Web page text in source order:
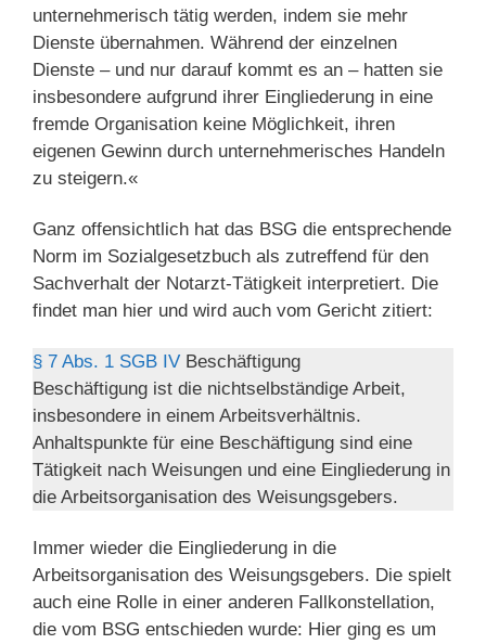
unternehmerisch tätig werden, indem sie mehr
Dienste übernahmen. Während der einzelnen
Dienste – und nur darauf kommt es an – hatten sie
insbesondere aufgrund ihrer Eingliederung in eine
fremde Organisation keine Möglichkeit, ihren
eigenen Gewinn durch unternehmerisches Handeln
zu steigern.«
Ganz offensichtlich hat das BSG die entsprechende
Norm im Sozialgesetzbuch als zutreffend für den
Sachverhalt der Notarzt-Tätigkeit interpretiert. Die
findet man hier und wird auch vom Gericht zitiert:
§ 7 Abs. 1 SGB IV Beschäftigung
Beschäftigung ist die nichtselbständige Arbeit,
insbesondere in einem Arbeitsverhältnis.
Anhaltspunkte für eine Beschäftigung sind eine
Tätigkeit nach Weisungen und eine Eingliederung in
die Arbeitsorganisation des Weisungsgebers.
Immer wieder die Eingliederung in die
Arbeitsorganisation des Weisungsgebers. Die spielt
auch eine Rolle in einer anderen Fallkonstellation,
die vom BSG entschieden wurde: Hier ging es um